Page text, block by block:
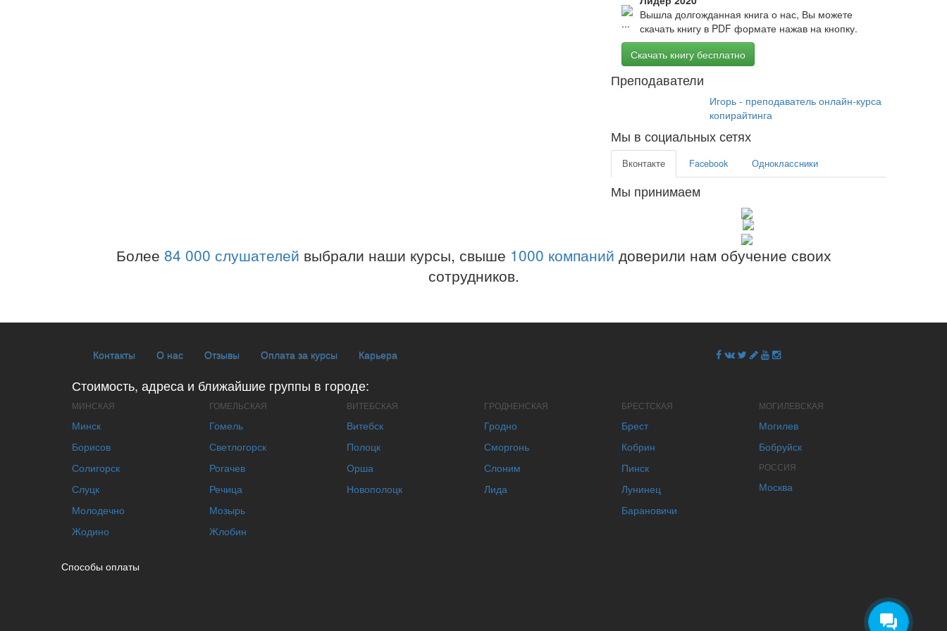
Вышла долгожданная книга о нас, Вы можете
скачать книгу в PDF формате нажав на кнопку.
Скачать книгу бесплатно
Преподаватели
Игорь - преподаватель онлайн-курса
копирайтинга
Мы в социальных сетях
Вконтакте Facebook Одноклассники
Мы принимаем
Более 84 000 слушателей выбрали наши курсы, свыше 1000 компаний доверили нам обучение своих
сотрудников.
Контакты О нас Отзывы Оплата за курсы Карьера
Стоимость, адреса и ближайшие группы в городе:
МИНСКАЯ
Минск
Борисов
Солигорск
Слуцк
Молодечно
Жодино
ГОМЕЛЬСКАЯ
Гомель
Светлогорск
Рогачев
Речица
Мозырь
Жлобин
ВИТЕБСКАЯ
Витебск
Полоцк
Орша
Новополоцк
ГРОДНЕНСКАЯ
Гродно
Сморгонь
Слоним
Лида
БРЕСТСКАЯ
Брест
Кобрин
Пинск
Лунинец
Барановичи
МОГИЛЕВСКАЯ
Могилев
Бобруйск
РОССИЯ
Москва
Способы оплаты